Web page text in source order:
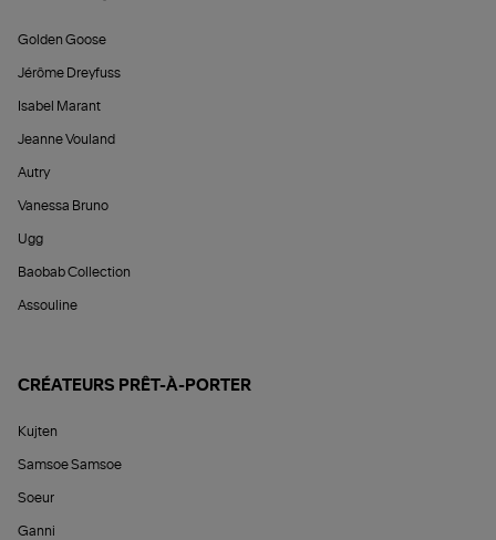
Golden Goose
Jérôme Dreyfuss
Isabel Marant
Jeanne Vouland
Autry
Vanessa Bruno
Ugg
Baobab Collection
Assouline
CRÉATEURS PRÊT-À-PORTER
Kujten
Samsoe Samsoe
Soeur
Ganni